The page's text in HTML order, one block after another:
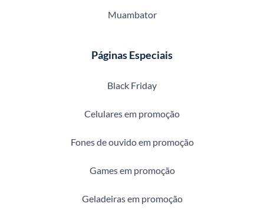
Muambator
Páginas Especiais
Black Friday
Celulares em promoção
Fones de ouvido em promoção
Games em promoção
Geladeiras em promoção